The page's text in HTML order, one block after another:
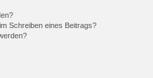
Schreiben eines Beitrags?